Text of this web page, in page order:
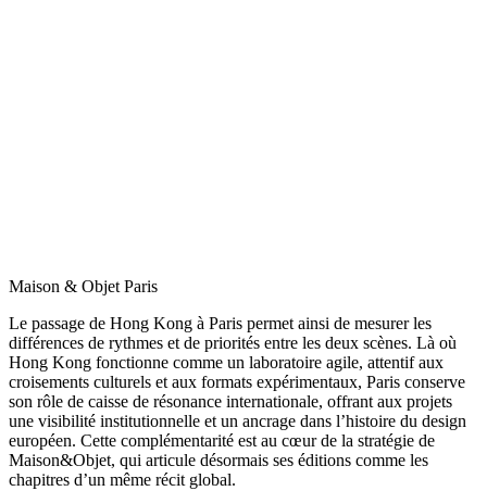
Maison & Objet Paris
Le passage de Hong Kong à Paris permet ainsi de mesurer les
différences de rythmes et de priorités entre les deux scènes. Là où
Hong Kong fonctionne comme un laboratoire agile, attentif aux
croisements culturels et aux formats expérimentaux, Paris conserve
son rôle de caisse de résonance internationale, offrant aux projets
une visibilité institutionnelle et un ancrage dans l’histoire du design
européen. Cette complémentarité est au cœur de la stratégie de
Maison&Objet, qui articule désormais ses éditions comme les
chapitres d’un même récit global.